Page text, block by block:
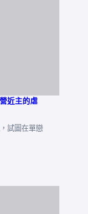
近主的虐
試圖在單戀